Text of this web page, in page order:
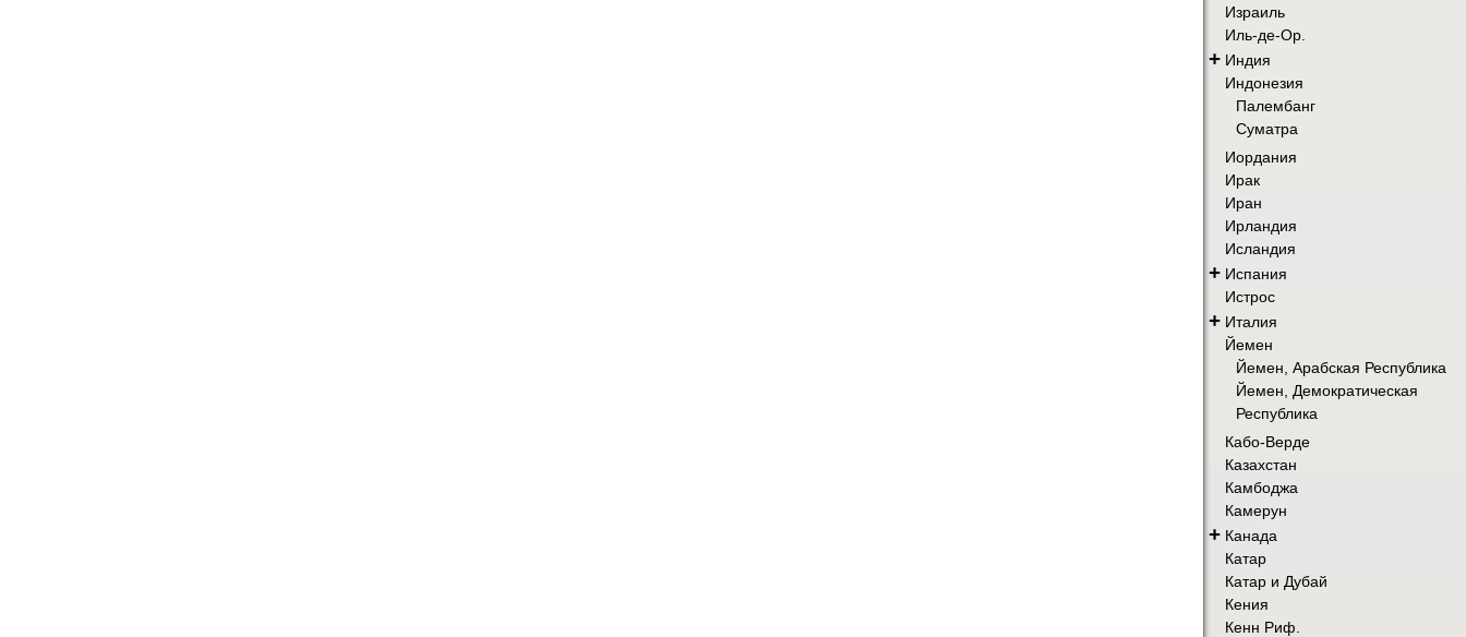
Израиль
Иль-де-Ор.
+ Индия
Индонезия
Палембанг
Суматра
Иордания
Ирак
Иран
Ирландия
Исландия
+ Испания
Истрос
+ Италия
Йемен
Йемен, Арабская Республика
Йемен, Демократическая
Республика
Кабо-Верде
Казахстан
Камбоджа
Камерун
+ Канада
Катар
Катар и Дубай
Кения
Кенн Риф.